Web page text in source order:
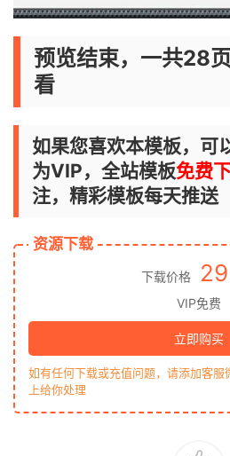
预览结束，一共28
看
如果您喜欢本模板，可
为VIP，全站模板免费
注，精彩模板每天推送
资源下载
下载价格 29
VIP免费
立即购买
如有任何下载或充值问题，请添加客
上给你处理